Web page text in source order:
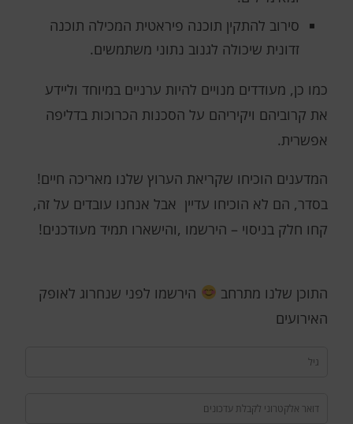
סירוב להתקין תוכנה פיראטית המכילה תוכנה
זדונית שיכולה לגנוב נתוני משתמשים.
כמו כן, מעודדים מנויים להיות ערניים במיוחד וליידע
את קרוביהם ויקיריהם על הסכנות הכרוכות בדליפה
אפשרית.
המדענים הוכיחו שקריאת הערוץ שלנו מאריכה חיים!
בסדר, הם לא הוכיחו עדיין אבל אנחנו עובדים על זה,
קחו חלק בניסוי – הירשמו ,והישארו תמיד מעודכנים!
התוכן שלנו מתרחב
הירשמו לפני שנחרוג לאופק
האירועים